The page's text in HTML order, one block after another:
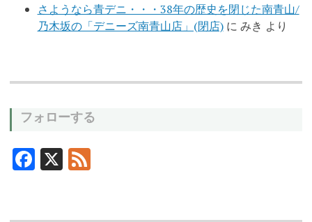
さようなら青デニ・・・38年の歴史を閉じた南青山/
乃木坂の「デニーズ南青山店」(閉店)に みき より
フォローする
F X F